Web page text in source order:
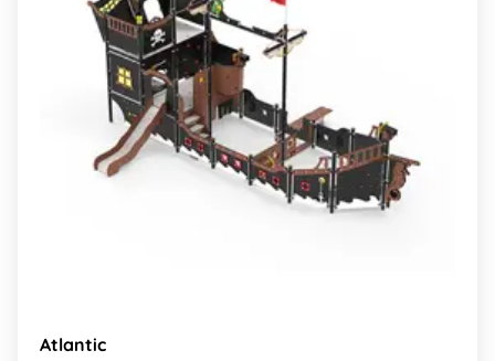
Atlantic